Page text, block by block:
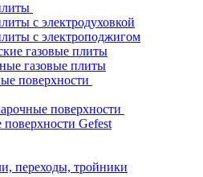
с электродуховкой
с электроподжигом
газовые плиты
газовые плиты
поверхности
поверхности
Gefest
переходы, тройники